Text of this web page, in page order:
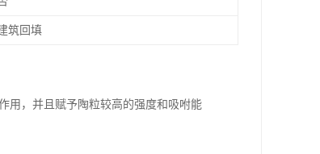
筑回填
用，并且赋予陶粒较高的强度和吸咐能